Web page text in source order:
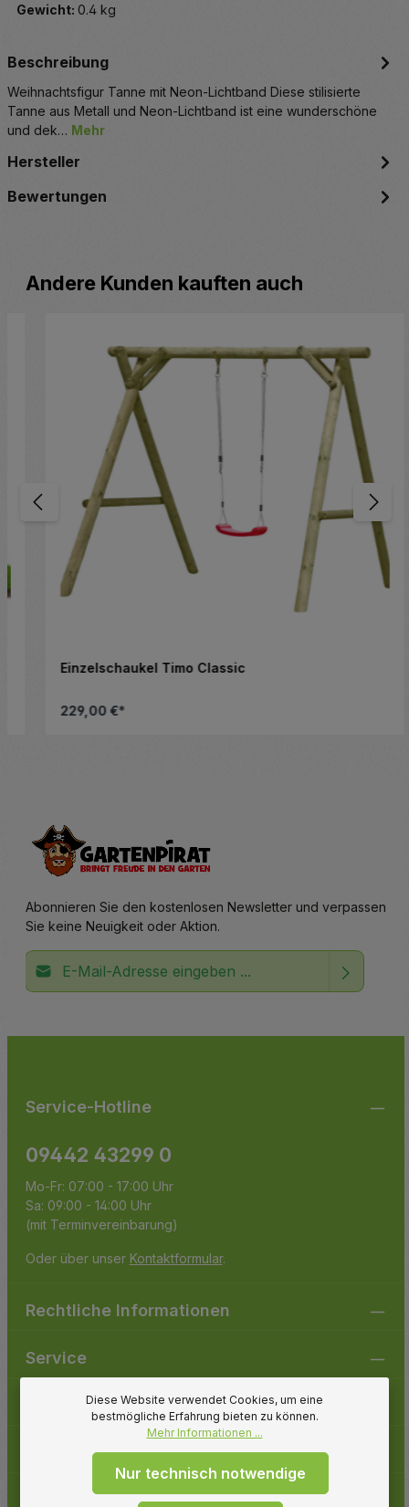
Gewicht: 0.4 kg
Beschreibung
Weihnachtsfigur Tanne mit Neon-Lichtband Diese stilisierte
Tanne aus Metall und Neon-Lichtband ist eine wunderschöne
und dek… Mehr
Hersteller
Bewertungen
Produktgalerie überspringen
Andere Kunden kauften auch
Einzelschaukel Timo Classic
229,00 €*
Abonnieren Sie den kostenlosen Newsletter und verpassen
Sie keine Neuigkeit oder Aktion.
E-Mail-Adresse*
Service-Hotline
09442 43299 0
Mo-Fr: 07:00 - 17:00 Uhr
Sa: 09:00 - 14:00 Uhr
(mit Terminvereinbarung)
Oder über unser Kontaktformular.
Rechtliche Informationen
Service
Gartenpirat
Folge uns
Zahlungsarten
Diese Website verwendet Cookies, um eine
bestmögliche Erfahrung bieten zu können.
Mehr Informationen ...
Nur technisch notwendige